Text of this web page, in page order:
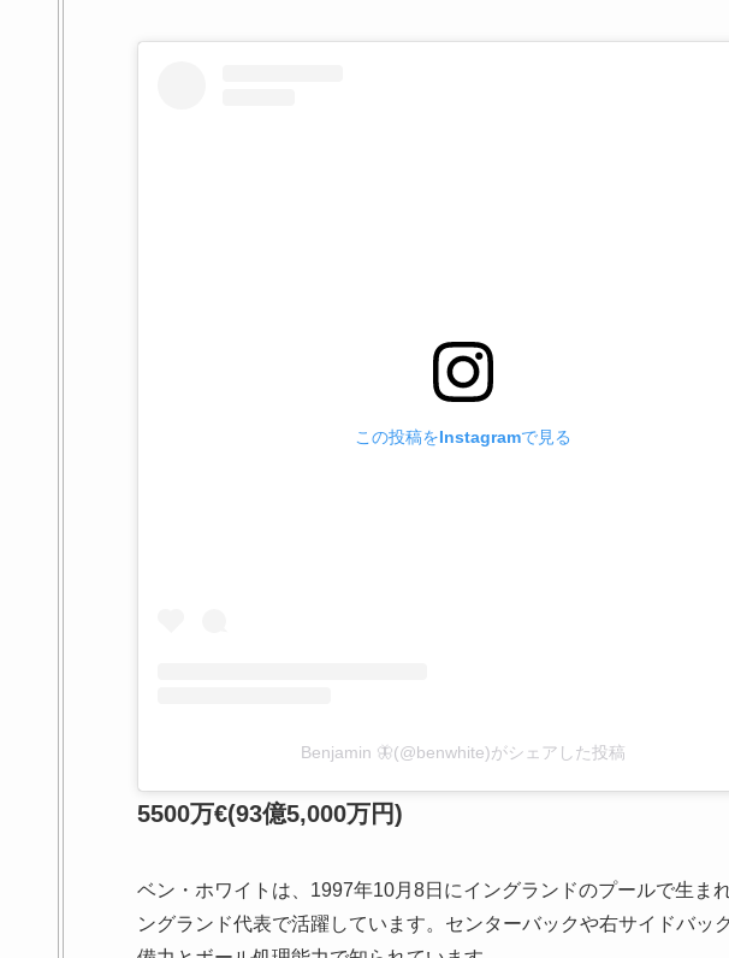
この投稿をInstagramで見る
Benjamin 🦋(@benwhite)がシェアした投稿
5500万€(93億5,000万円)
ベン・ホワイトは、1997年10月8日にイングランドのプールで生ま
ングランド代表で活躍しています。センターバックや右サイドバッ